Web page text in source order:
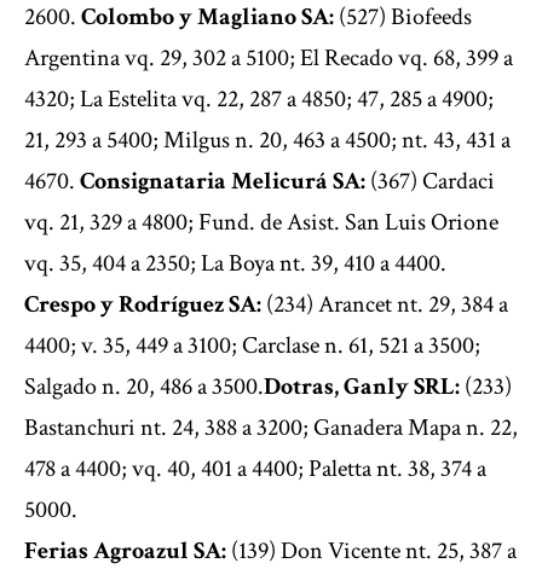
2600.Colombo y Magliano SA:(527) Biofeeds
Argentina vq. 29, 302 a 5100; El Recado vq. 68, 399 a
4320; La Estelita vq. 22, 287 a 4850; 47, 285 a 4900;
21, 293 a 5400; Milgus n. 20, 463 a 4500; nt. 43, 431 a
4670.Consignataria Melicurá SA:(367) Cardaci
vq. 21, 329 a 4800; Fund. de Asist. San Luis Orione
vq. 35, 404 a 2350; La Boya nt. 39, 410 a 4400.
Crespo y Rodríguez SA:(234) Arancet nt. 29, 384 a
4400; v. 35, 449 a 3100; Carclase n. 61, 521 a 3500;
Salgado n. 20, 486 a 3500.Dotras, Ganly SRL:(233)
Bastanchuri nt. 24, 388 a 3200; Ganadera Mapa n. 22,
478 a 4400; vq. 40, 401 a 4400; Paletta nt. 38, 374 a
5000.
Ferias Agroazul SA:(139) Don Vicente nt. 25, 387 a